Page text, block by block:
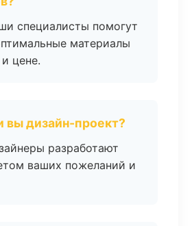
специалисты помогут
материалы
цене.
вы дизайн-проект?
разработают
ваших пожеланий и